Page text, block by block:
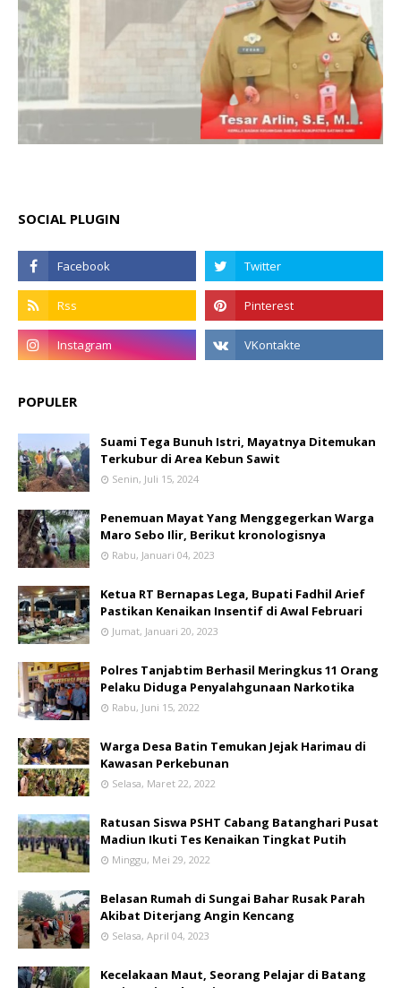
SOCIAL PLUGIN
POPULER
Suami Tega Bunuh Istri, Mayatnya Ditemukan
Terkubur di Area Kebun Sawit
Senin, Juli 15, 2024
Penemuan Mayat Yang Menggegerkan Warga
Maro Sebo Ilir, Berikut kronologisnya
Rabu, Januari 04, 2023
Ketua RT Bernapas Lega, Bupati Fadhil Arief
Pastikan Kenaikan Insentif di Awal Februari
Jumat, Januari 20, 2023
Polres Tanjabtim Berhasil Meringkus 11 Orang
Pelaku Diduga Penyalahgunaan Narkotika
Rabu, Juni 15, 2022
Warga Desa Batin Temukan Jejak Harimau di
Kawasan Perkebunan
Selasa, Maret 22, 2022
Ratusan Siswa PSHT Cabang Batanghari Pusat
Madiun Ikuti Tes Kenaikan Tingkat Putih
Minggu, Mei 29, 2022
Belasan Rumah di Sungai Bahar Rusak Parah
Akibat Diterjang Angin Kencang
Selasa, April 04, 2023
Kecelakaan Maut, Seorang Pelajar di Batang